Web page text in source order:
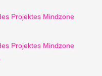
Projektes Mindzone
Projektes Mindzone